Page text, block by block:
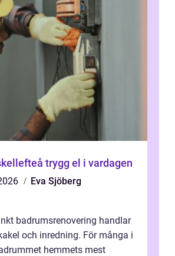
Elservice skellefteå trygg el i vardagen
Eva Sjöberg
badrumsrenovering handlar
och inredning. För många i
hemmets mest